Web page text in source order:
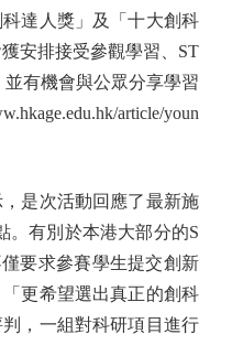
達人獎」及「十大創科
安排接受參觀學習、ST
有機會與公眾分享學習
article/youn
是次活動回應了最新施
。有別於本港大部分的S
要求參賽學生提交創新
更希望選出真正的創科
，一組對科研項目進行